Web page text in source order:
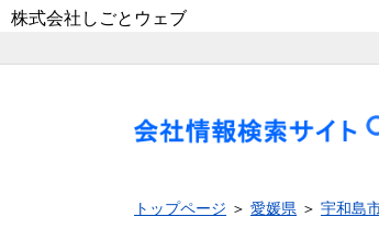
株式会社しごとウェブ
トップページ ＞ 愛媛県 ＞ 宇和島